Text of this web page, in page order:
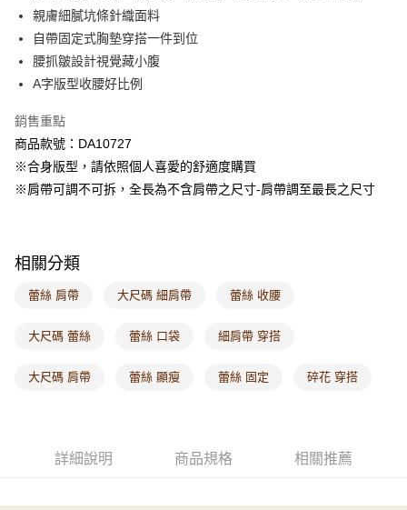
每筆NT$60，滿NT$1,000(含以上)免運費
7-11取貨付款
每筆NT$60，滿NT$1,000(含以上)免運費
每筆NT$60，滿NT$1,000(含以上)免運費
宅配
每筆NT$120，滿NT$1,000(含以上)免運費
海外配送-歐美地區
親膚細膩坑條針織面料
自帶固定式胸墊穿搭一件到位
腰抓皺設計視覺藏小腹
A字版型收腰好比例
銷售重點
商品款號：DA10727
※合身版型，請依照個人喜愛的舒適度購買
※肩帶可調不可拆，全長為不含肩帶之尺寸-肩帶調至最長之尺寸
相關分類
蕾絲 肩帶 大尺碼 細肩帶 蕾絲 收腰
大尺碼 蕾絲 蕾絲 口袋 細肩帶 穿搭
大尺碼 肩帶 蕾絲 顯瘦 蕾絲 固定 碎花 穿搭
詳細說明 商品規格 相關推薦